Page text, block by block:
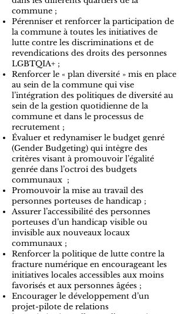
commune ;
Pérenniser et renforcer la participation de
la commune à toutes les initiatives de
lutte contre les discriminations et de
revendications des droits des personnes
LGBTQIA+ ;
Renforcer le « plan diversité » mis en place
au sein de la commune qui vise
l’intégration des politiques de diversité au
sein de la gestion quotidienne de la
commune et dans le processus de
recrutement ;
Évaluer et redynamiser le budget genré
(Gender Budgeting) qui intègre des
critères visant à promouvoir l’égalité
genrée dans l’octroi des budgets
communaux ;
Promouvoir la mise au travail des
personnes porteuses de handicap ;
Assurer l’accessibilité des personnes
porteuses d’un handicap visible ou
invisible aux nouveaux locaux
communaux ;
Renforcer la politique de lutte contre la
fracture numérique en encourageant les
initiatives locales accessibles aux moins
favorisés et aux personnes âgées ;
Encourager le développement d’un
projet-pilote de relations